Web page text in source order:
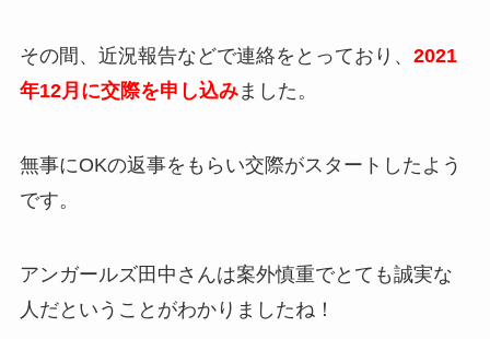
その間、近況報告などで連絡をとっており、 2021
年12月に交際を申し込みました。
無事にOKの返事をもらい交際がスタートしたよう
です。
アンガールズ田中さんは案外慎重でとても誠実な
人だということがわかりましたね！